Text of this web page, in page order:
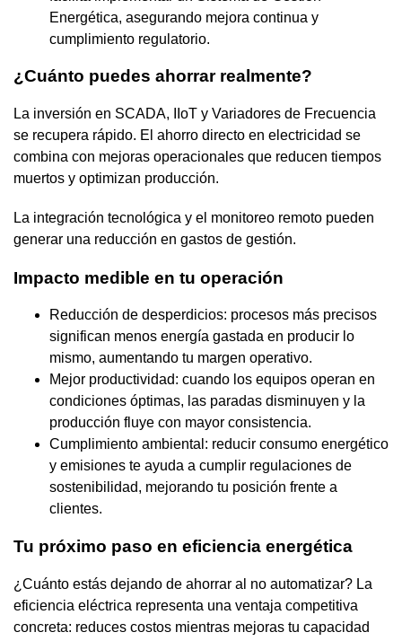
Energética, asegurando mejora continua y
cumplimiento regulatorio.
¿Cuánto puedes ahorrar realmente?
La inversión en SCADA, IIoT y Variadores de Frecuencia
se recupera rápido. El ahorro directo en electricidad se
combina con mejoras operacionales que reducen tiempos
muertos y optimizan producción.
La integración tecnológica y el monitoreo remoto pueden
generar una reducción en gastos de gestión.
Impacto medible en tu operación
Reducción de desperdicios: procesos más precisos
significan menos energía gastada en producir lo
mismo, aumentando tu margen operativo.
Mejor productividad: cuando los equipos operan en
condiciones óptimas, las paradas disminuyen y la
producción fluye con mayor consistencia.
Cumplimiento ambiental: reducir consumo energético
y emisiones te ayuda a cumplir regulaciones de
sostenibilidad, mejorando tu posición frente a
clientes.
Tu próximo paso en eficiencia energética
¿Cuánto estás dejando de ahorrar al no automatizar? La
eficiencia eléctrica representa una ventaja competitiva
concreta: reduces costos mientras mejoras tu capacidad